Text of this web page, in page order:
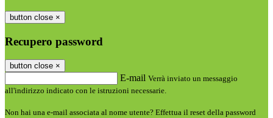
button close ×
Recupero password
button close ×
E-mail Verrà inviato un messaggio
all'indirizzo indicato con le istruzioni necessarie.
Non hai una e-mail associata al nome utente? Effettua il reset della password